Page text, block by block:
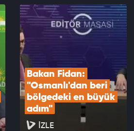
Bakan Fidan:
"Osmanlı'dan beri
bölgedeki en büyük
adım"
İZLE